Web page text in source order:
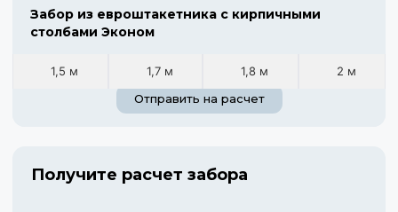
Забор из евроштакетника с кирпичными
столбами Эконом
1,5 м 1,7 м 1,8 м
2 м
Отправить на расчет
Получите расчет забора